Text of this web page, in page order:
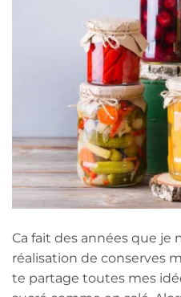
Ca fait des années que je
réalisation de conserves
te partage toutes mes